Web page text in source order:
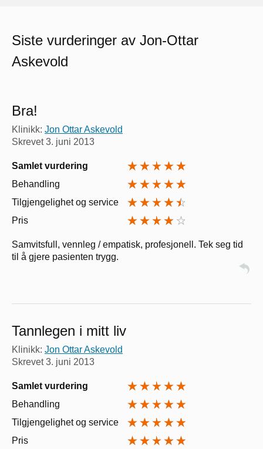
Siste vurderinger av Jon-Ottar
Askevold
Bra!
Klinikk: Jon Ottar Askevold
Skrevet3. juni 2013
Samlet vurdering
Behandling
Tilgjengelighet og service
Pris
Samvitsfull, vennleg / empatisk, profesjonell. Tek seg tid
til å gjere pasienten trygg.
Tannlegen i mitt liv
Klinikk: Jon Ottar Askevold
Skrevet3. juni 2013
Samlet vurdering
Behandling
Tilgjengelighet og service
Pris